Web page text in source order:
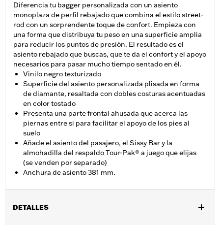
Diferencia tu bagger personalizada con un asiento
monoplaza de perfil rebajado que combina el estilo street-
rod con un sorprendente toque de confort. Empieza con
una forma que distribuya tu peso en una superficie amplia
para reducir los puntos de presión. El resultado es el
asiento rebajado que buscas, que te da el confort y el apoyo
necesarios para pasar mucho tiempo sentado en él.
Vinilo negro texturizado
Superficie del asiento personalizada plisada en forma
de diamante, resaltada con dobles costuras acentuadas
en color tostado
Presenta una parte frontal ahusada que acerca las
piernas entre si para facilitar el apoyo de los pies al
suelo
Añade el asiento del pasajero, el Sissy Bar y la
almohadilla del respaldo Tour-Pak® a juego que elijas
(se venden por separado)
Anchura de asiento 381 mm.
DETALLES